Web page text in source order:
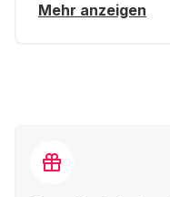
Mehr anzeigen